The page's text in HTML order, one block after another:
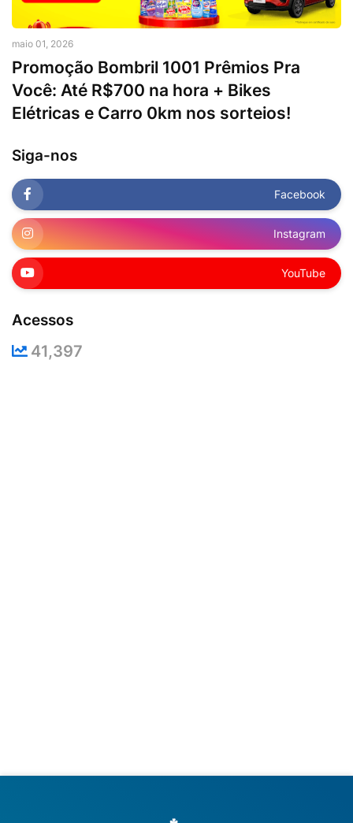
maio 01, 2026
Promoção Bombril 1001 Prêmios Pra
Você: Até R$700 na hora + Bikes
Elétricas e Carro 0km nos sorteios!
Siga-nos
Facebook
Instagram
YouTube
Acessos
41,397